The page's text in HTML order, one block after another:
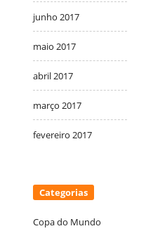
junho 2017
maio 2017
abril 2017
março 2017
fevereiro 2017
Categorias
Copa do Mundo